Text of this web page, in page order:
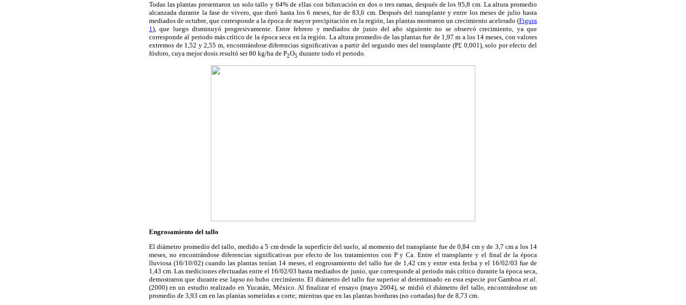
Todas las plantas presentaron un solo tallo y 64% de ellas con bifurcación en dos o tres ramas, después de los 95,8 cm. La altura promedio
alcanzada durante la fase de vivero, que duró hasta los 6 meses, fue de 83,6 cm. Después del transplante y entre los meses de julio hasta
mediados de octubre, que corresponde a la época de mayor precipitación en la región, las plantas mostraron un crecimiento acelerado (Figura
1), que luego disminuyó progresivamente. Entre febrero y mediados de junio del año siguiente no se observó crecimiento, ya que
corresponde al periodo más crítico de la época seca en la región. La altura promedio de las plantas fue de 1,97 m a los 14 meses, con valores
extremos de 1,52 y 2,55 m, encontrándose diferencias significativas a partir del segundo mes del transplante (P£ 0,001), solo por efecto del
fósforo, cuya mejor dosis resultó ser 80 kg/ha de P2O5 durante todo el periodo.
Engrosamiento del tallo
El diámetro promedio del tallo, medido a 5 cm desde la superficie del suelo, al momento del transplante fue de 0,84 cm y de 3,7 cm a los 14
meses, no encontrándose diferencias significativas por efecto de los tratamientos con P y Ca. Entre el transplante y el final de la época
lluviosa (16/10/02) cuando las plantas tenían 14 meses, el engrosamiento del tallo fue de 1,42 cm y entre esta fecha y el 16/02/03 fue de
1,43 cm. Las mediciones efectuadas entre el 16/02/03 hasta mediados de junio, que corresponde al periodo más crítico durante la época seca,
demostraron que durante ese lapso no hubo crecimiento. El diámetro del tallo fue superior al determinado en esta especie por Gamboa et al
(2000) en un estudio realizado en Yucatán, México. Al finalizar el ensayo (mayo 2004), se midió el diámetro del tallo, encontrándose un
promedio de 3,93 cm en las plantas sometidas a corte; mientras que en las plantas borduras (no cortadas) fue de 8,73 cm.